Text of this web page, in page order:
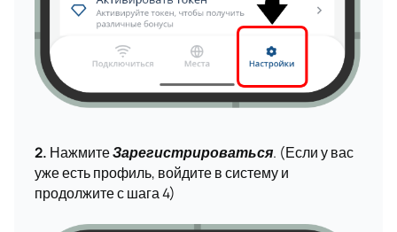
2. НажмитеЗарегистрироваться. (Если у вас
уже есть профиль, войдите в систему и
продолжите с шага 4)